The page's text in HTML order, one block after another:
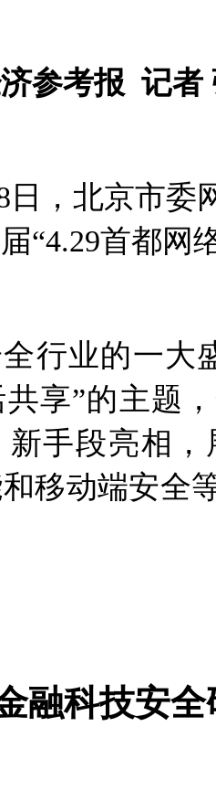
参考报 记者
日，北京市委
“4.29首都网
行业的一大
享”的主题
新手段亮相
移动端安全
融科技安